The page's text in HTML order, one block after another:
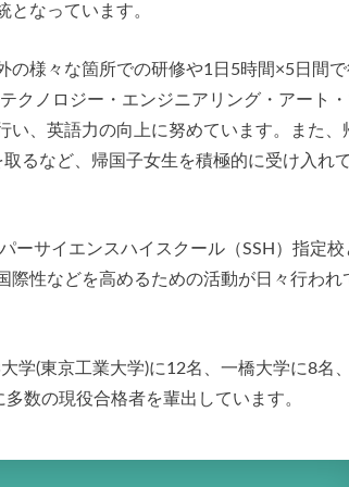
なっています。
の様々な箇所での研修や1日5時間×5日間
クノロジー・エンジニアリング・アート
い、英語力の向上に努めています。また、
るなど、帰国子女生を積極的に受け入れ
ーサイエンスハイスクール（SSH）指定校
際性などを高めるための活動が日々行われ
学(東京工業大学)に12名、一橋大学に8名
数の現役合格者を輩出しています。